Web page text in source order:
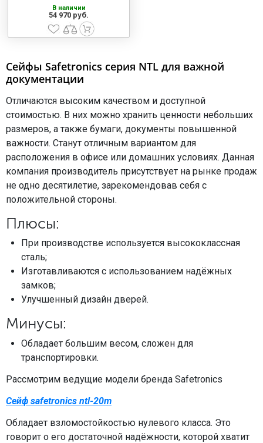
В наличии
54 970 руб.
Сейфы Safetronics серия NTL для важной
документации
Отличаются высоким качеством и доступной
стоимостью. В них можно хранить ценности небольших
размеров, а также бумаги, документы повышенной
важности. Станут отличным вариантом для
расположения в офисе или домашних условиях. Данная
компания производитель присутствует на рынке продаж
не одно десятилетие, зарекомендовав себя с
положительной стороны.
Плюсы:
При производстве используется высококлассная
сталь;
Изготавливаются с использованием надёжных
замков;
Улучшенный дизайн дверей.
Минусы:
Обладает большим весом, сложен для
транспортировки.
Рассмотрим ведущие модели бренда Safetronics
Сейф safetronics ntl-20m
Обладает взломостойкостью нулевого класса. Это
говорит о его достаточной надёжности, которой хватит